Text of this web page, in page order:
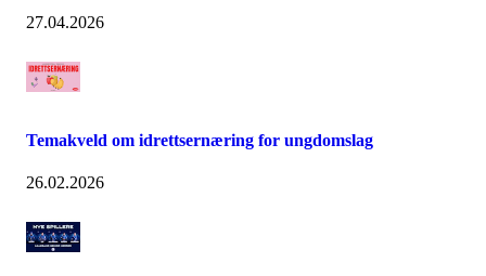
27.04.2026
Temakveld om idrettsernæring for ungdomslag
26.02.2026